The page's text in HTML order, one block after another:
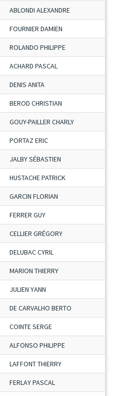
ABLONDI ALEXANDRE
FOURNIER DAMIEN
ROLANDO PHILIPPE
ACHARD PASCAL
DENIS ANITA
BEROD CHRISTIAN
GOUY-PAILLER CHARLY
PORTAZ ERIC
JALBY SÉBASTIEN
HUSTACHE PATRICK
GARCIN FLORIAN
FERRER GUY
CELLIER GRÉGORY
DELUBAC CYRIL
MARION THIERRY
JULIEN YANN
DE CARVALHO BERTO
COINTE SERGE
ALFONSO PHILIPPE
LAFFONT THIERRY
FERLAY PASCAL